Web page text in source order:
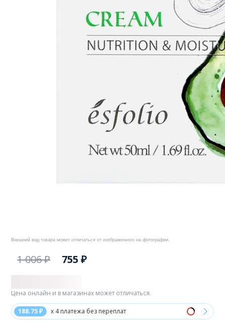
Внешний вид товара может отличаться от изображенного на фотографии.
1 006 ₽ 755 ₽
188.75 ₽ x 4 платежа без переплат
Цена онлайн и в магазинах может отличаться.